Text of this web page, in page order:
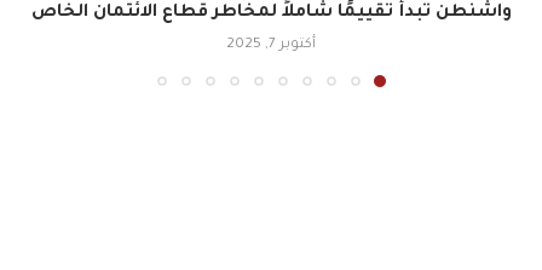
واشنطن تبدأ تقييمًا شاملاً لمخاطر قطاع الائتمان الخاص
أكتوبر 7, 2025